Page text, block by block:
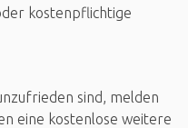
kostenpflichtige
sind, melden
eine kostenlose weitere